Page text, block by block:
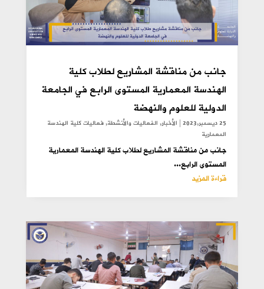
جانب من مناقشة المشاريع لطلاب كلية
الهندسة المعمارية المستوى الرابع في الجامعة
الدولية للعلوم والنهضة
25 ديسمبر,2023 | الأخبار,الفعاليات والأنشطة,فعاليات كلية الهندسة
المعمارية
جانب من مناقشة المشاريع لطلاب كلية الهندسة المعمارية
المستوى الرابع...
قراءة المزيد